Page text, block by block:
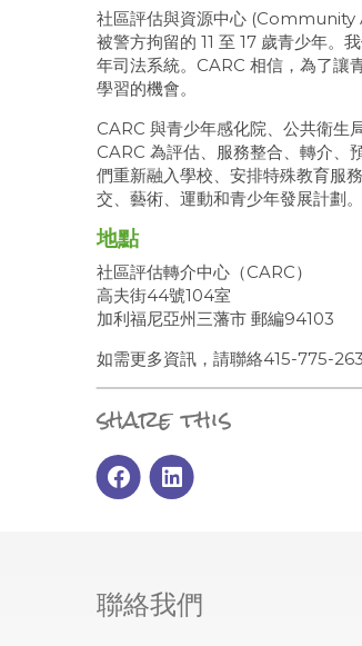
社區評估與資源中心
被警方拘留的 11 至 17 歲青少年。
年司法系統。CARC 相信，為了讓
學習的機會。
CARC 與青少年感化院、公共衛生
CARC 為評估、服務整合、轉介、
們重新融入學校、安排特殊教育服
交、藝術、運動和青少年發展計劃。
地點
社區評估轉介中心（CARC）
高夫街44號104室
加利福尼亞州三藩市 郵編94103
如需更多資訊，請聯絡415-775-
share this
聯絡我們